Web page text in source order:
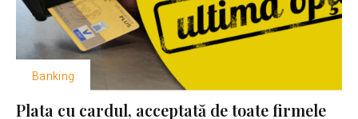
Banking
Plata cu cardul, acceptată de toate firmele